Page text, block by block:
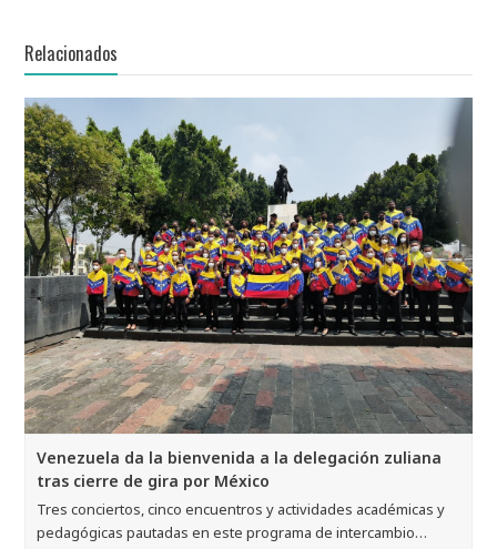
Relacionados
Venezuela da la bienvenida a la delegación zuliana
tras cierre de gira por México
Tres conciertos, cinco encuentros y actividades académicas y
pedagógicas pautadas en este programa de intercambio…